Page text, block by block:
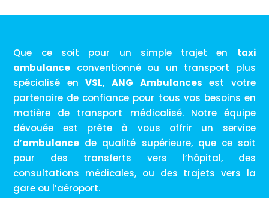
Que ce soit pour un simple trajet en taxi
ambulance conventionné ou un transport plus
spécialisé enVSL, ANG Ambulances est votre
partenaire de confiance pour tous vos besoins en
matière de transport médicalisé. Notre équipe
dévouée est prête à vous offrir un service
d’ambulance de qualité supérieure, que ce soit
pour des transferts vers l’hôpital, des
consultations médicales, ou des trajets vers la
gare ou l’aéroport.